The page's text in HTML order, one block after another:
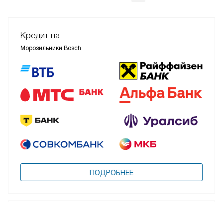
Кредит на
Морозильники Bosch
ПОДРОБНЕЕ